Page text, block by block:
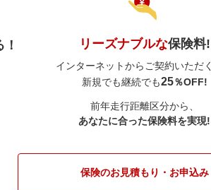
リーズナブルな保険料!
インターネットからご契約いただく
新規でも継続でも25％OFF!
前年走行距離区分から、
あなたに合った保険料を実現!
保険のお見積もり・お申込み